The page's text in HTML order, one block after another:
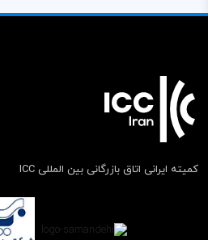
کمیته ایرانی اتاق بازرگانی بین المللی ICC